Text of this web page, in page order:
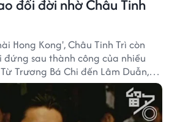
đổi đời nhờ Châu Tinh
Hong Kong', Châu Tinh Trì còn
sau thành công của nhiều
Trương Bá Chi đến Lâm Duẫn,
bước sang trang mới trong sự
Châu Tinh Trì.